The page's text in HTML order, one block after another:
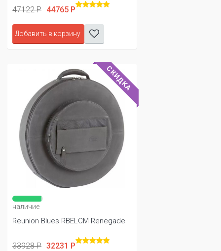
47122 Р 44765 Р
Добавить в корзину
СКИДКА
наличие
Reunion Blues RBELCM Renegade
33928 Р 32231 Р